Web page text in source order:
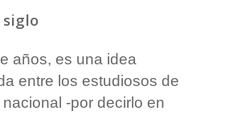
siglo
años, es una idea
entre los estudiosos de
nacional -por decirlo en